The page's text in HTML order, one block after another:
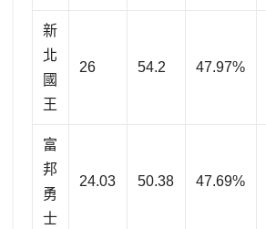
新
北
國
王
26 54.2 47.97%
富
邦
勇
士
24.03 50.38 47.69%